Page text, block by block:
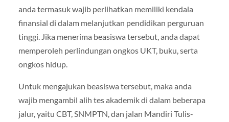
anda termasuk wajib perlihatkan memiliki kendala
finansial di dalam melanjutkan pendidikan perguruan
tinggi. Jika menerima beasiswa tersebut, anda dapat
memperoleh perlindungan ongkos UKT, buku, serta
ongkos hidup.
Untuk mengajukan beasiswa tersebut, maka anda
wajib mengambil alih tes akademik di dalam beberapa
jalur, yaitu CBT, SNMPTN, dan jalan Mandiri Tulis-